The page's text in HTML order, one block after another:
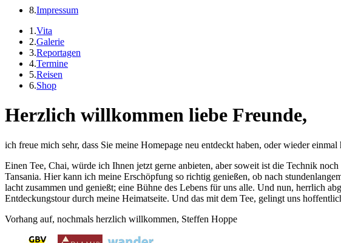
8.Impressum
1.Vita
2.Galerie
3.Reportagen
4.Termine
5.Reisen
6.Shop
Herzlich willkommen liebe Freunde,
ich freue mich sehr, dass Sie meine Homepage neu entdeckt haben, oder wieder einmal
Einen Tee, Chai, würde ich Ihnen jetzt gerne anbieten, aber soweit ist die Technik
Tansania. Hier kann ich meine Erschöpfung so richtig genießen, ob nach
lacht zusammen und genießt; eine Bühne des Lebens für uns alle. Und nun, herrlich
Entdeckungstour durch meine Heimatseite. Und das mit dem Tee, gelingt uns
Vorhang auf, nochmals herzlich willkommen, Steffen Hoppe